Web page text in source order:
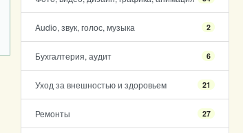
Audio, звук, голос, музыка 2
Бухгалтерия, аудит 6
Уход за внешностью и здоровьем 21
Ремонты 27